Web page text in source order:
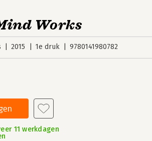
Works
2015 1e druk 9780141980782
11 werkdagen